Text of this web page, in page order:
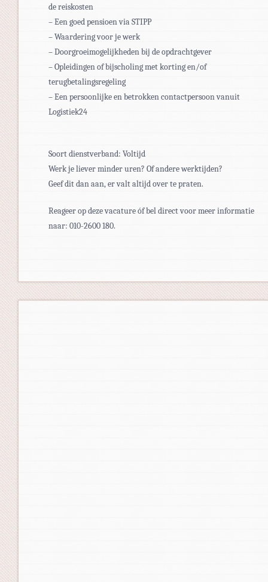
de reiskosten
– Een goed pensioen via STIPP
– Waardering voor je werk
– Doorgroeimogelijkheden bij de opdrachtgever
– Opleidingen of bijscholing met korting en/of
terugbetalingsregeling
– Een persoonlijke en betrokken contactpersoon vanuit
Logistiek24
Soort dienstverband: Voltijd
Werk je liever minder uren? Of andere werktijden?
Geef dit dan aan, er valt altijd over te praten.
Reageer op deze vacature óf bel direct voor meer informatie
naar: 010-2600 180.